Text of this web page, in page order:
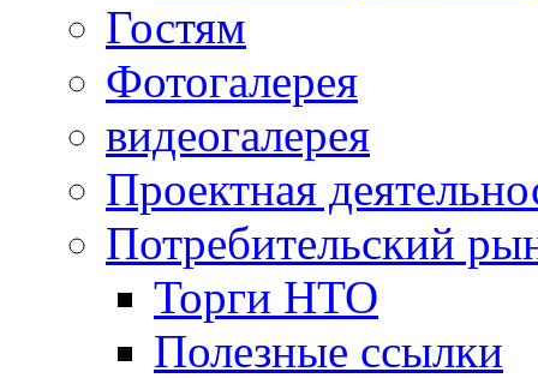
Гостям
Фотогалерея
видеогалерея
Проектная
Потребительский
Торги НТО
Полезные ссылки